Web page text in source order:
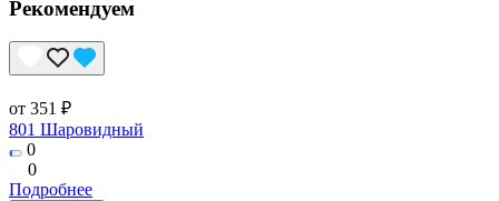
Рекомендуем
от 351 ₽
801 Шаровидный
0
0
Подробнее